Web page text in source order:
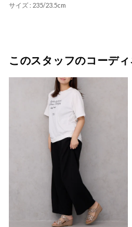
サイズ : 235/23.5cm
このスタッフのコーディ